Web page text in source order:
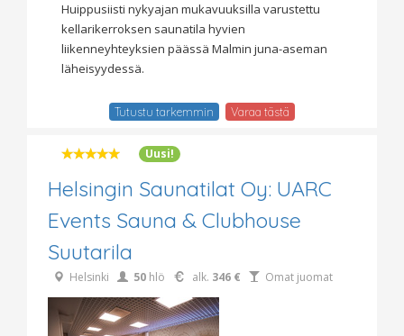
Huippusiisti nykyajan mukavuuksilla varustettu
kellarikerroksen saunatila hyvien
liikenneyhteyksien päässä Malmin juna-aseman
läheisyydessä.
Tutustu tarkemmin Varaa tästä
Uusi!
Helsingin Saunatilat Oy: UARC
Events Sauna & Clubhouse
Suutarila
Helsinki 50 hlö alk. 346 € Omat juomat